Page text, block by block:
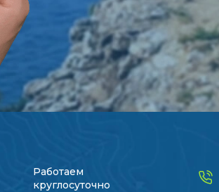
Работаем
круглосуточно